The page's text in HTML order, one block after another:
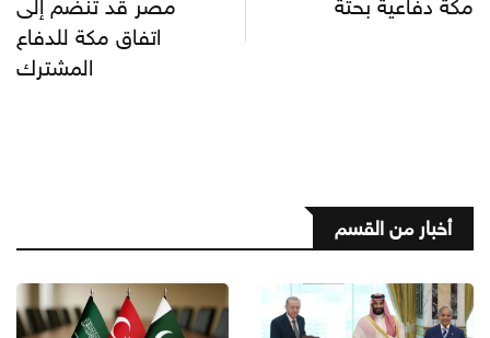
مكة دفاعية بحتة
مصر قد تنضم إلى
اتفاق مكة للدفاع
المشترك
أخبار من القسم